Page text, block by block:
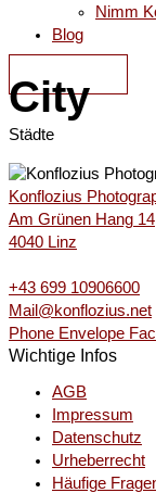
Nimm
Blog
City
Städte
Konflozius
Am Grünen Hang 14
4040 Linz
+43 699 10906600
Mail@konflozius.net
Phone Envelope
Wichtige Infos
AGB
Impressum
Datenschutz
Urheberrecht
Häufige